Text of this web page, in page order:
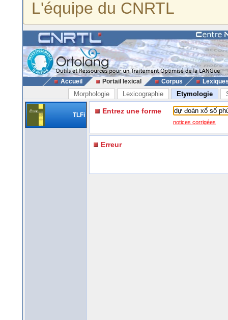
L'équipe du CNRTL
Accueil Portail lexical Corpus
Morphologie Lexicographie Etymologie
TLFi Entrez une forme
notices corrigées
Erreur